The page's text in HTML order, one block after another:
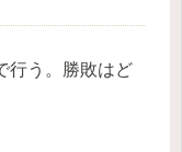
行う。勝敗はど